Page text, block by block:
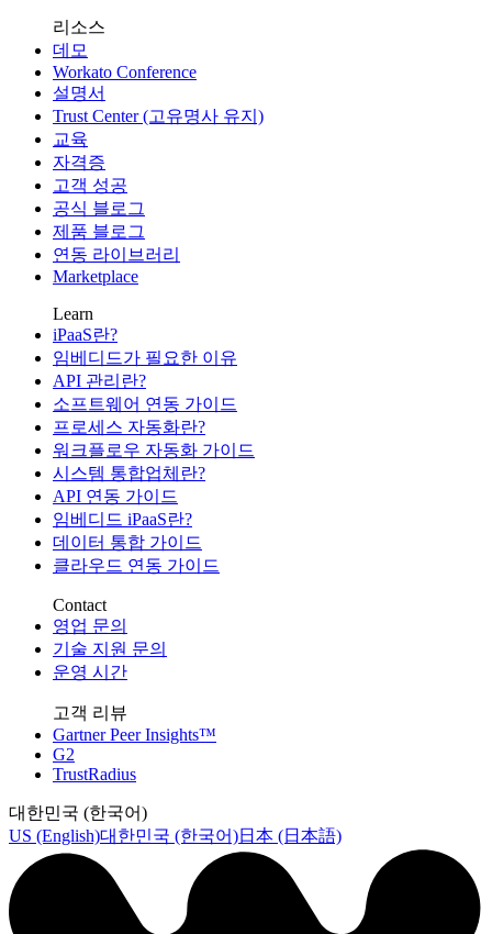
리소스
데모
Workato Conference
설명서
Trust Center (고유명사 유지)
교육
자격증
고객 성공
공식 블로그
제품 블로그
연동 라이브러리
Marketplace
Learn
iPaaS란?
임베디드가 필요한 이유
API 관리란?
소프트웨어 연동 가이드
프로세스 자동화란?
워크플로우 자동화 가이드
시스템 통합업체란?
API 연동 가이드
임베디드 iPaaS란?
데이터 통합 가이드
클라우드 연동 가이드
Contact
영업 문의
기술 지원 문의
운영 시간
고객 리뷰
Gartner Peer Insights™
G2
TrustRadius
대한민국 (한국어)
US (English)대한민국 (한국어)日本 (日本語)